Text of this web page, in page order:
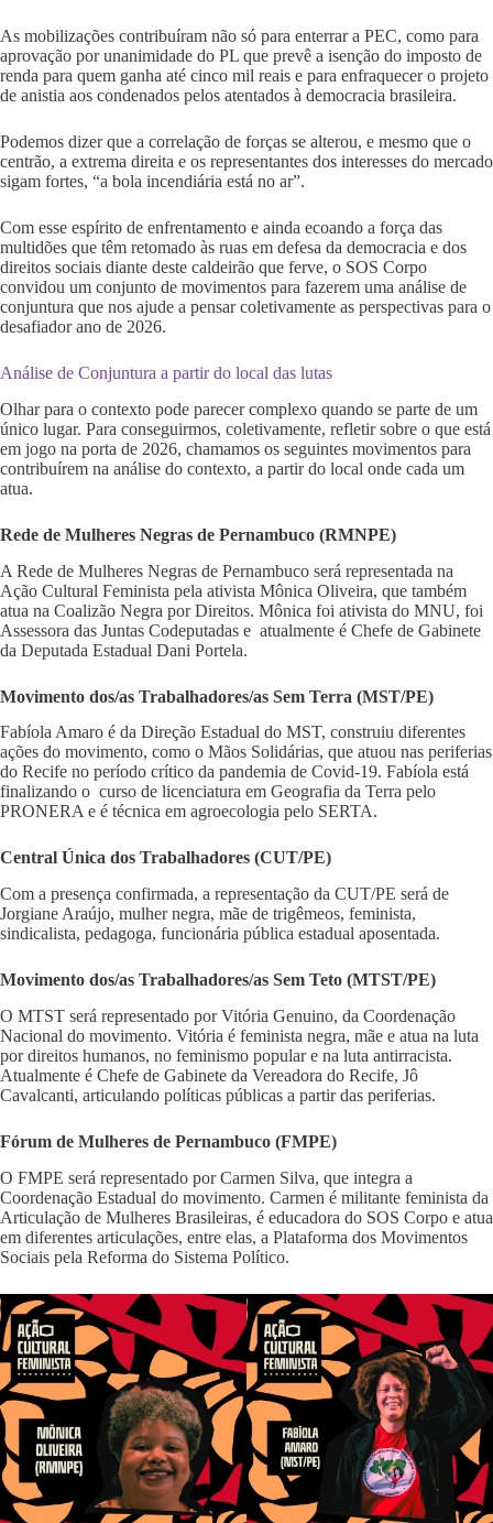
As mobilizações contribuíram não só para enterrar a PEC, como para
aprovação por unanimidade do PL que prevê a isenção do imposto de
renda para quem ganha até cinco mil reais e para enfraquecer o projeto
de anistia aos condenados pelos atentados à democracia brasileira.
Podemos dizer que a correlação de forças se alterou, e mesmo que o
centrão, a extrema direita e os representantes dos interesses do mercado
sigam fortes, “a bola incendiária está no ar”.
Com esse espírito de enfrentamento e ainda ecoando a força das
multidões que têm retomado às ruas em defesa da democracia e dos
direitos sociais diante deste caldeirão que ferve, o SOS Corpo
convidou um conjunto de movimentos para fazerem uma análise de
conjuntura que nos ajude a pensar coletivamente as perspectivas para o
desafiador ano de 2026.
Análise de Conjuntura a partir do local das lutas
Olhar para o contexto pode parecer complexo quando se parte de um
único lugar. Para conseguirmos, coletivamente, refletir sobre o que está
em jogo na porta de 2026, chamamos os seguintes movimentos para
contribuírem na análise do contexto, a partir do local onde cada um
atua.
Rede de Mulheres Negras de Pernambuco (RMNPE)
A Rede de Mulheres Negras de Pernambuco será representada na
Ação Cultural Feminista pela ativista Mônica Oliveira, que também
atua na Coalizão Negra por Direitos. Mônica foi ativista do MNU, foi
Assessora das Juntas Codeputadas e atualmente é Chefe de Gabinete
da Deputada Estadual Dani Portela.
Movimento dos/as Trabalhadores/as Sem Terra (MST/PE)
Fabíola Amaro é da Direção Estadual do MST, construiu diferentes
ações do movimento, como o Mãos Solidárias, que atuou nas periferias
do Recife no período crítico da pandemia de Covid-19. Fabíola está
finalizando o curso de licenciatura em Geografia da Terra pelo
PRONERA e é técnica em agroecologia pelo SERTA.
Central Única dos Trabalhadores (CUT/PE)
Com a presença confirmada, a representação da CUT/PE será de
Jorgiane Araújo, mulher negra, mãe de trigêmeos, feminista,
sindicalista, pedagoga, funcionária pública estadual aposentada.
Movimento dos/as Trabalhadores/as Sem Teto (MTST/PE)
O MTST será representado por Vitória Genuino, da Coordenação
Nacional do movimento. Vitória é feminista negra, mãe e atua na luta
por direitos humanos, no feminismo popular e na luta antirracista.
Atualmente é Chefe de Gabinete da Vereadora do Recife, Jô
Cavalcanti, articulando políticas públicas a partir das periferias.
Fórum de Mulheres de Pernambuco (FMPE)
O FMPE será representado por Carmen Silva, que integra a
Coordenação Estadual do movimento. Carmen é militante feminista da
Articulação de Mulheres Brasileiras, é educadora do SOS Corpo e atua
em diferentes articulações, entre elas, a Plataforma dos Movimentos
Sociais pela Reforma do Sistema Político.